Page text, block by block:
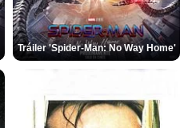
Tráiler 'Spider-Man: No Way Home'